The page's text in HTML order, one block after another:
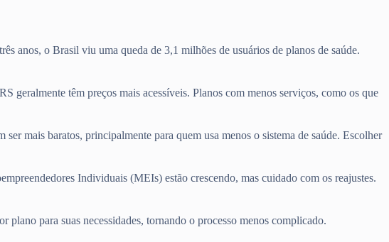
anos, o Brasil viu uma queda de 3,1 milhões de usuários de planos de saúde.
geralmente têm preços mais acessíveis. Planos com menos serviços, como os que
mais baratos, principalmente para quem usa menos o sistema de saúde. Escolher
Individuais (MEIs) estão crescendo, mas cuidado com os reajustes.
para suas necessidades, tornando o processo menos complicado.